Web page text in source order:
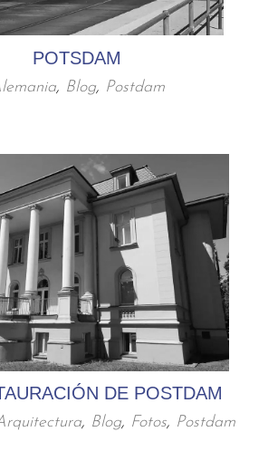
POTSDAM
, Blog, Postdam
DE POSTDAM
, Blog, Fotos, Postdam